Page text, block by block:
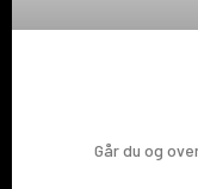
Går du og